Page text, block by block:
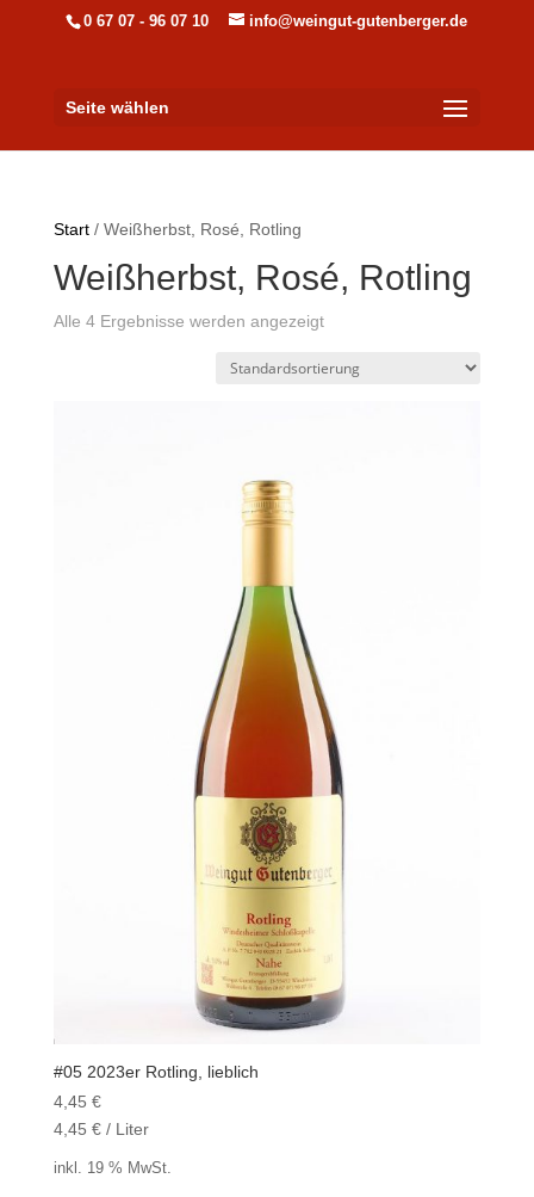
0 67 07 - 96 07 10 info@weingut-gutenberger.de
Seite wählen
Start/ Weißherbst, Rosé, Rotling
Weißherbst, Rosé, Rotling
Alle 4 Ergebnisse werden angezeigt
#05 2023er Rotling, lieblich
4,45 €
4,45 €/ Liter
inkl. 19 % MwSt.